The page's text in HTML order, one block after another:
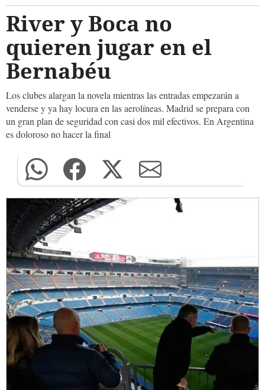
River y Boca no
quieren jugar en el
Bernabéu
Los clubes alargan la novela mientras las entradas empezarán a
venderse y ya hay locura en las aerolíneas. Madrid se prepara con
un gran plan de seguridad con casi dos mil efectivos. En Argentina
es doloroso no hacer la final